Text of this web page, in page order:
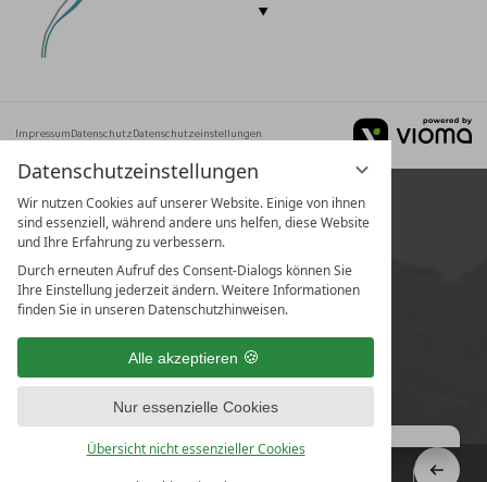
Datenschutzeinstellungen
Wir nutzen Cookies auf unserer Website. Einige von ihnen
sind essenziell, während andere uns helfen, diese Website
und Ihre Erfahrung zu verbessern.
Durch erneuten Aufruf des Consent-Dialogs können Sie
Ihre Einstellung jederzeit ändern. Weitere Informationen
finden Sie in unseren Datenschutzhinweisen.
Alle akzeptieren
Nur essenzielle Cookies
Übersicht nicht essenzieller Cookies
ImpressumDatenschutzDatenschutzeinstellungen